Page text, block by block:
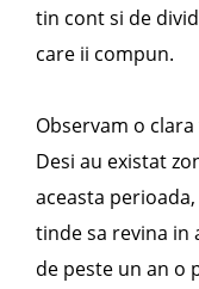
tin cont si de
care ii compun.
Observam o
Desi au existat
aceasta
tinde sa revina in
de peste un an o